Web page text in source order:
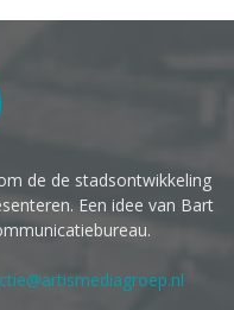
de de stadsontwikkeling
Een idee van Bart